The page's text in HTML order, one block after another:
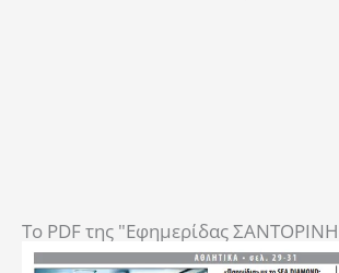
To PDF της "Εφημερίδας